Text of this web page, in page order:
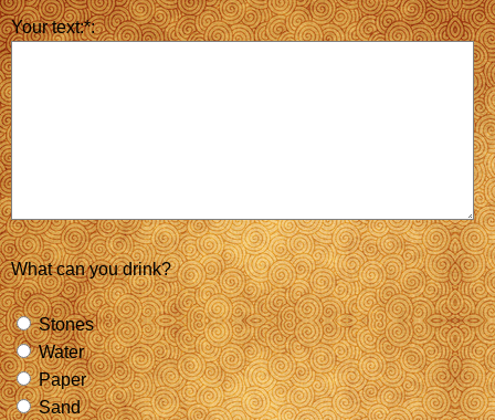
Your text:*:
What can you drink?
Stones
Water
Paper
Sand